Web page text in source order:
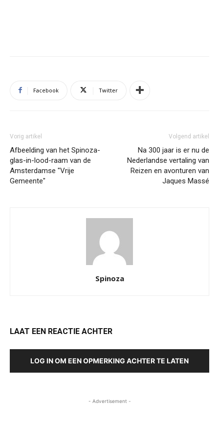
Facebook Twitter
Vorig artikel
Afbeelding van het Spinoza-
glas-in-lood-raam van de
Amsterdamse "Vrije
Gemeente"
Volgend artikel
Na 300 jaar is er nu de
Nederlandse vertaling van
Reizen en avonturen van
Jaques Massé
Spinoza
LAAT EEN REACTIE ACHTER
LOG IN OM EEN OPMERKING ACHTER TE LATEN
- Advertisement -